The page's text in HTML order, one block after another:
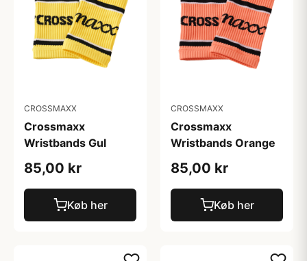
CROSSMAXX
Crossmaxx
Wristbands Gul
85,00 kr
Køb her
CROSSMAXX
Crossmaxx
Wristbands Orange
85,00 kr
Køb her